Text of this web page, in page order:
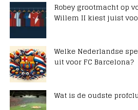
Robey grootmacht op
Willem II kiest juist
Welke Nederlandse
uit voor FC Barcelona?
Wat is de oudste